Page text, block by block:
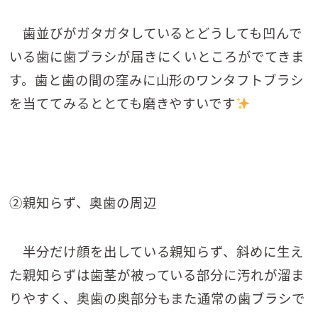
歯並びがガタガタしているとどうしても凹んで
いる歯に歯ブラシが届きにくいところがでてきま
す。歯と歯の間の窪みに山形のワンタフトブラシ
を当ててみるととても磨きやすいです
②親知らず、奥歯の周辺
半分だけ顔を出している親知らず、斜めに生え
た親知らずは歯茎が被っている部分に汚れが溜ま
りやすく、奥歯の奥部分もまた通常の歯ブラシで